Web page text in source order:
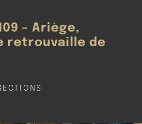
– Ariège,
retrouvaille de